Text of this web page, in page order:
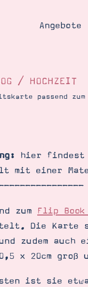
Angebote
Blog
Gutscheine
Produkte
Über
/ HOCHZEIT
passend zum
hier findest
mit einer
zum Flip
Die Karte
zudem auch
x 20cm groß
ist sie